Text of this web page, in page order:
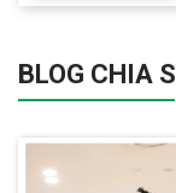
BLOG CHIA